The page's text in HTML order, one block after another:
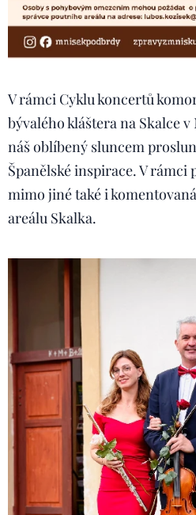
V rámci Cyklu koncertů
bývalého kláštera na Skalce
náš oblíbený sluncem
Španělské inspirace. V
mimo jiné také i
areálu Skalka.